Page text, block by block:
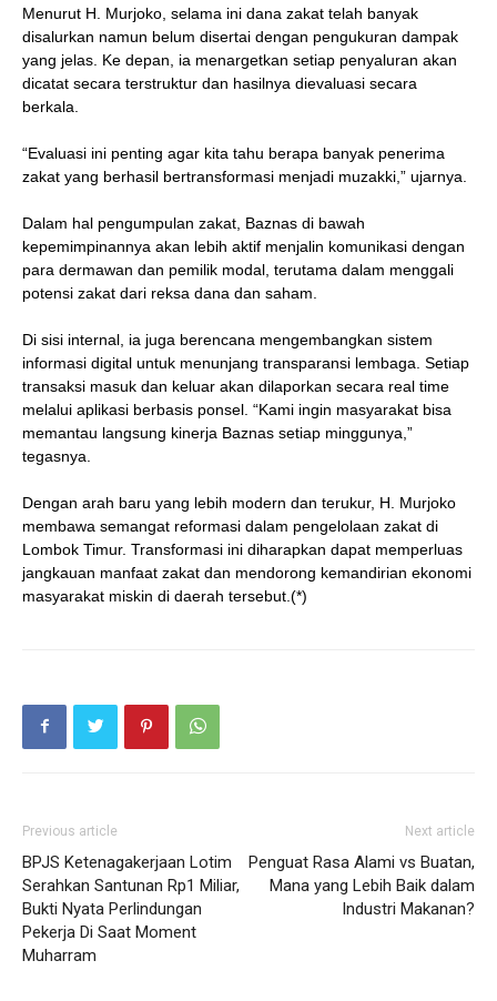
Menurut H. Murjoko, selama ini dana zakat telah banyak
disalurkan namun belum disertai dengan pengukuran dampak
yang jelas. Ke depan, ia menargetkan setiap penyaluran akan
dicatat secara terstruktur dan hasilnya dievaluasi secara
berkala.
“Evaluasi ini penting agar kita tahu berapa banyak penerima
zakat yang berhasil bertransformasi menjadi muzakki,” ujarnya.
Dalam hal pengumpulan zakat, Baznas di bawah
kepemimpinannya akan lebih aktif menjalin komunikasi dengan
para dermawan dan pemilik modal, terutama dalam menggali
potensi zakat dari reksa dana dan saham.
Di sisi internal, ia juga berencana mengembangkan sistem
informasi digital untuk menunjang transparansi lembaga. Setiap
transaksi masuk dan keluar akan dilaporkan secara real time
melalui aplikasi berbasis ponsel. “Kami ingin masyarakat bisa
memantau langsung kinerja Baznas setiap minggunya,”
tegasnya.
Dengan arah baru yang lebih modern dan terukur, H. Murjoko
membawa semangat reformasi dalam pengelolaan zakat di
Lombok Timur. Transformasi ini diharapkan dapat memperluas
jangkauan manfaat zakat dan mendorong kemandirian ekonomi
masyarakat miskin di daerah tersebut.(*)
Previous article
BPJS Ketenagakerjaan Lotim
Serahkan Santunan Rp1 Miliar,
Bukti Nyata Perlindungan
Pekerja Di Saat Moment
Muharram
Next article
Penguat Rasa Alami vs Buatan,
Mana yang Lebih Baik dalam
Industri Makanan?